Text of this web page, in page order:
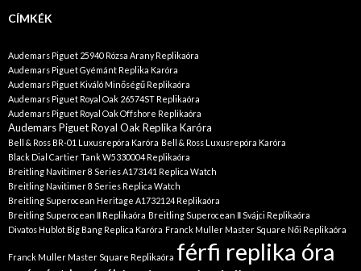
CÍMKÉK
Audemars Piguet 25940 Rózsa Arany Replikaóra
Audemars Piguet Gyémánt Replika Karóra
Audemars Piguet Kiváló Minőségű Replikaóra
Audemars Piguet Royal Oak 26574ST Replikaóra
Audemars Piguet Royal Oak Offshore Replikaóra
Audemars Piguet Royal Oak Replika Karóra
Bell & Ross BR-01 Luxusrepóra Karóra Bell & Ross Luxusrepóra Karóra
Black Dial Cartier Tank W5330004 Replikaóra
Breitling Navitimer 8 Series A173141 Replica Watch
Breitling Navitimer 8 Series Replica Watch
Breitling Superocean Heritage A1732124 Replikaóra
Breitling Superocean Ⅱ Replikaóra Breitling Superocean Ⅱ Svájci Replikaóra
Divatos Hublot Big Bang Replica Karóra Franck Muller Master Square Női Replikaóra
Franck Muller Master Square Replikaóra férfi replika óra